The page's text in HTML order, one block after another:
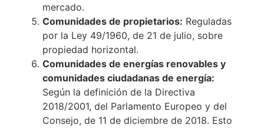
mercado.
Comunidades de propietarios: Reguladas
por la Ley 49/1960, de 21 de julio, sobre
propiedad horizontal.
Comunidades de energías renovables y
comunidades ciudadanas de energía:
Según la definición de la Directiva
2018/2001, del Parlamento Europeo y del
Consejo, de 11 de diciembre de 2018. Esto